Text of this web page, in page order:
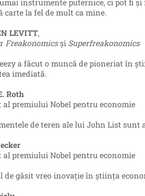
carte la fel de mult ca mine.
LEVITT,
Freakonomicsși Superfreakonomics
a făcut o muncă de pioneriat în
imediată.
Roth
al premiului Nobel pentru economie
de teren ale lui John List sunt
al premiului Nobel pentru economie
de găsit vreo inovație în știința